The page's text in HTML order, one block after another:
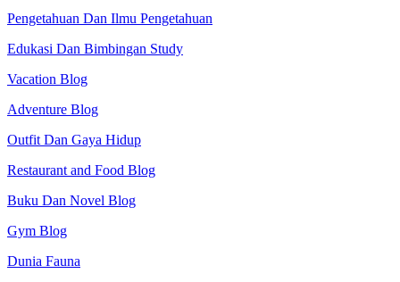
Pengetahuan Dan Ilmu Pengetahuan
Edukasi Dan Bimbingan Study
Vacation Blog
Adventure Blog
Outfit Dan Gaya Hidup
Restaurant and Food Blog
Buku Dan Novel Blog
Gym Blog
Dunia Fauna